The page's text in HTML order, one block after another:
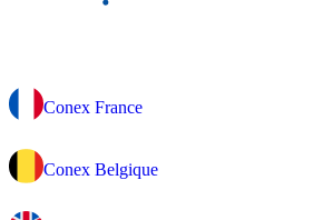
Conex France
Conex Belgique